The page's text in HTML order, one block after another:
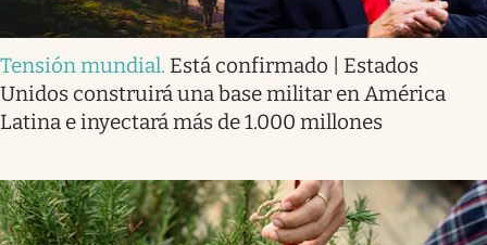
Tensión mundial. Está confirmado | Estados
Unidos construirá una base militar en América
Latina e inyectará más de 1.000 millones